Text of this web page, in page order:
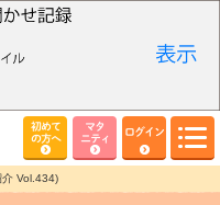
初めて
の方へ
マタ
ニティ
ログイン
介 Vol.434)